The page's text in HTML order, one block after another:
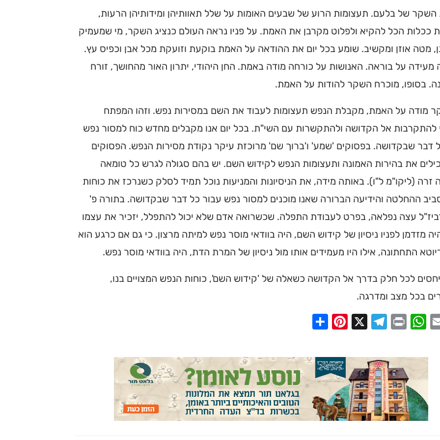
של בלעם. תעצומות הרוע של שבעים האומות על שלל תאוותיהן ומידותיהן הרעות,
ככלות הכל להקיא ולפלוט מקרבן את האמת. על פניו נראה העולם כנציג השקר, מי שמעמיק
מטה אוזן ומקשיב. שומע בכל יום את ההודאה על האמת בוקעת וזועקת מכל אבן וכפיס עץ.
מעידה על בוראה. האנושות על כורחה מודה באמת. החן היהודי, יתרון האור מהחושך, זורח
בסופו, מוכרח השקר להודות על האמת.
מודה על האמת, מקבלת הנפש תעצומות לעבוד את השם במסירות נפש. וזהו המפתח
להתקרבות אל הקדושה ולהתקשרות עם השי"ת. בכל יום אנו מקבלים מחדש כוח למסור נפש
דבר שבקדושה. בפסוקים 'שמע' ו'ברוך שם' מרוכזת עיקר נקודת מסירות הנפש. הפסוקים
את בהירות האמונה ותעצומות הנפש לקידוש השם. יש בהם סגולה לגרש כל טומאה
זרה (ליקו"מ ל"ו). באותה מידה, את הניסיונות והמניעות נוכל תמיד לסלק כשנרכז את כוחות
ההחלטה והידיעה הברורה שאנו מוכנים למסור נפש עבור כל דבר שבקדושה. בתורה פ'
עצה נפלאה, בפרט לעבודת התפלה. שכשרואה אדם שלא יכול להתפלל, יזכיר את עצמו
מזדמן לפניו ניסיון של קידוש השם, היה בוודאי מוסר נפש למיתה מרצון. כי גם אם כרגע הוא
התחתונה, אילו היו מעמידים אותו מול ניסיון של המרת הדת, היה בוודאי מוסר נפש.
לכל חלק בדרך אל הקדושה כשאלה של 'קידוש השם', כוחות הנפש המצויים בנו,
בכל מצב ומדרגה.
Email
WhatsApp
Print
Telegram
Pinterest